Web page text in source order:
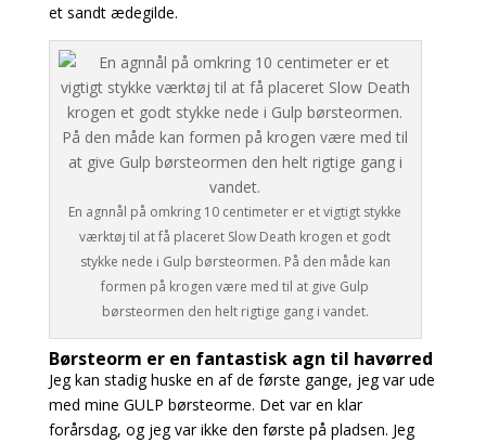
et sandt ædegilde.
En agnnål på omkring 10 centimeter er et vigtigt stykke
værktøj til at få placeret Slow Death krogen et godt
stykke nede i Gulp børsteormen. På den måde kan
formen på krogen være med til at give Gulp
børsteormen den helt rigtige gang i vandet.
Børsteorm er en fantastisk agn til havørred
Jeg kan stadig huske en af de første gange, jeg var ude
med mine GULP børsteorme. Det var en klar
forårsdag, og jeg var ikke den første på pladsen. Jeg